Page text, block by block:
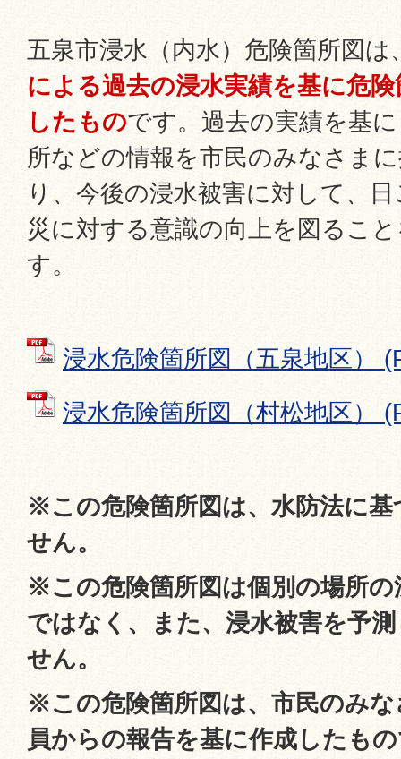
五泉市浸水（内水）危険箇所図は
による過去の浸水実績を基に危
したものです。過去の実績を基
所などの情報を市民のみなさま
り、今後の浸水被害に対して、
災に対する意識の向上を図るこ
す。
浸水危険箇所図（五泉地区）
浸水危険箇所図（村松地区）
※この危険箇所図は、水防法に
せん。
※この危険箇所図は個別の場所
ではなく、また、浸水被害を予
せん。
※この危険箇所図は、市民のみ
員からの報告を基に作成したも